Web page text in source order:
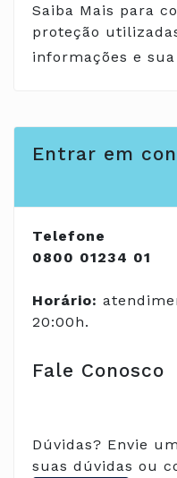
Saiba Mais para
proteção
informações e
Entrar em
Telefone
0800 01234 01
Horário:
20:00h.
Fale Conosco
Dúvidas? Envie
suas dúvidas ou